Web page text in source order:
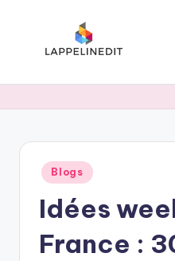
Posted
in
Blogs
Idées
France :